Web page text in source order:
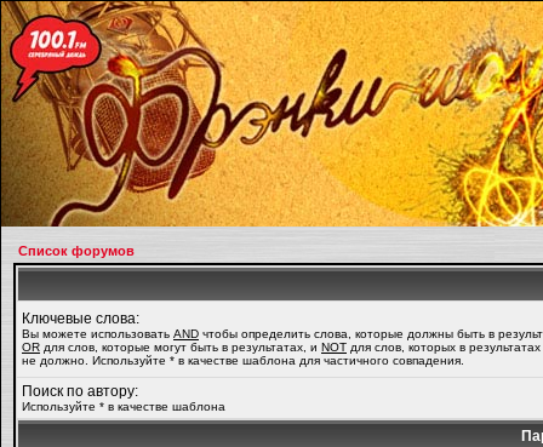
Список форумов
Ключевые слова:
Вы можете использовать AND чтобы определить слова, которые должны быть в
OR для слов, которые могут быть в результатах, и NOT для слов, которых в
не должно. Используйте * в качестве шаблона для частичного совпадения.
Поиск по автору:
Используйте * в качестве шаблона